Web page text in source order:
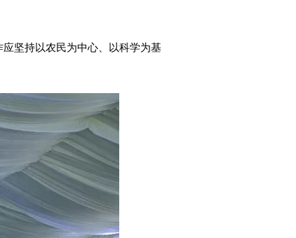
坚持以农民为中心、以科学为基